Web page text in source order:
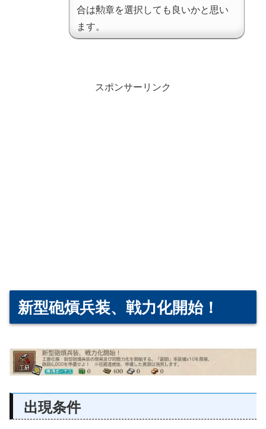
合は勲章を選択しても良いかと思い
ます。
スポンサーリンク
新型砲熕兵装、戦力化開始！
出現条件